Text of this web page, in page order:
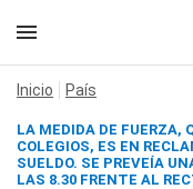
Inicio País
LA MEDIDA DE FUERZA,
COLEGIOS, ES EN
SUELDO. SE PREVEÍA
LAS 8.30 FRENTE AL